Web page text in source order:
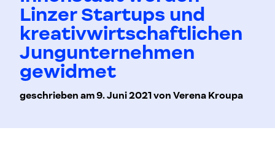
Linzer Startups und
kreativwirtschaftlichen
Jungunternehmen
gewidmet
geschrieben am 9. Juni 2021 von Verena Kroupa